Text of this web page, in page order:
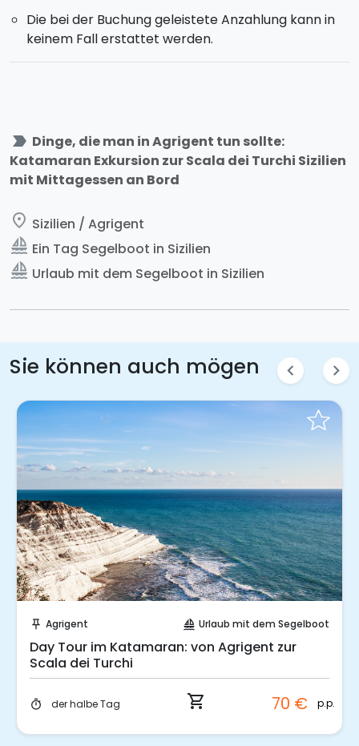
Die bei der Buchung geleistete Anzahlung kann in
keinem Fall erstattet werden.
label_important Dinge, die man in Agrigent tun sollte:
Katamaran Exkursion zur Scala dei Turchi Sizilien
mit Mittagessen an Bord
place Sizilien / Agrigent
sailing Ein Tag Segelboot in Sizilien
sailing Urlaub mit dem Segelboot in Sizilien
Sie können auch mögen chevron_left chevron_right
push_pin Agrigent sailing Urlaub mit dem Segelboot
Day Tour im Katamaran: von Agrigent zur
Scala dei Turchi
timer der halbe Tag shopping_cart 70 € p.p.